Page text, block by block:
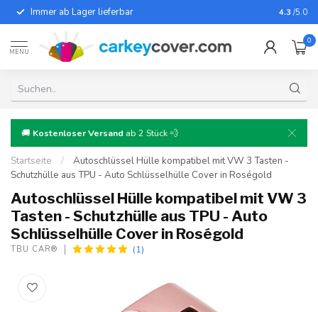
Immer ab Lager lieferbar Für fast
4.3 /5.0
MENU
0
🚚 Kostenloser Versand ab 2 Stück 💨
Startseite /
Autoschlüssel Hülle kompatibel mit VW 3 Tasten -
Schutzhülle aus TPU - Auto Schlüsselhülle Cover in Roségold
Autoschlüssel Hülle kompatibel mit VW 3
Tasten - Schutzhülle aus TPU - Auto
Schlüsselhülle Cover in Roségold
TBU CAR® (1)